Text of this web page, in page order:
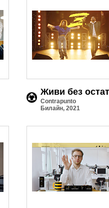
Живи без
Contrapunto
Билайн, 2021